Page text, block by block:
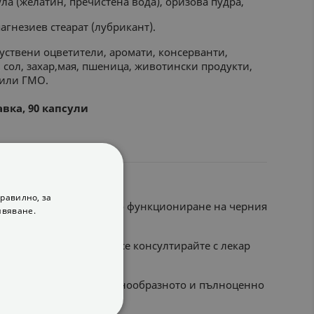
стеарат (лубрикант).
оцветители, аромати, консерванти,
захар,мая, пшеница, животински продукти,
или ГМО.
90 капсули
за нормалното функциониране на черния
и кърмене се консултирайте с лекар
като заместител на разнообразното и пълноценно
за